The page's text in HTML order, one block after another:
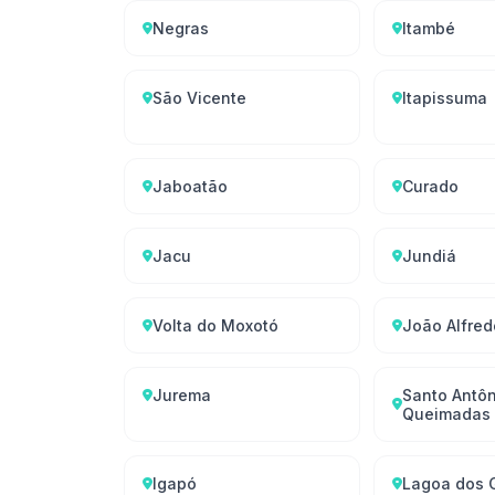
Negras Itambé
São Vicente Itapissuma
Jaboatão Curado
Jacu Jundiá
Volta do Moxotó João
Jurema
Santo
Queimadas
Igapó Lagoa dos